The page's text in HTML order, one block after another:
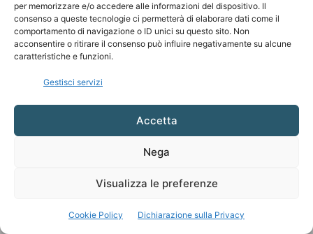
per memorizzare e/o accedere alle informazioni del dispositivo. Il
consenso a queste tecnologie ci permetterà di elaborare dati come il
comportamento di navigazione o ID unici su questo sito. Non
acconsentire o ritirare il consenso può influire negativamente su alcune
caratteristiche e funzioni.
Gestisci servizi
Accetta
Nega
Visualizza le preferenze
Cookie Policy Dichiarazione sulla Privacy